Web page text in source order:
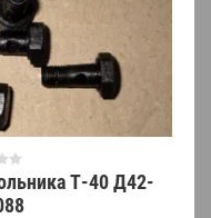
Т-40 Д42-